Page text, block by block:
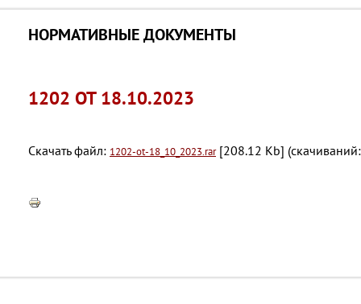
НОРМАТИВНЫЕ ДОКУМЕНТЫ
1202 ОТ 18.10.2023
Скачать файл: 1202-ot-18_10_2023.rar[208.12 Kb]